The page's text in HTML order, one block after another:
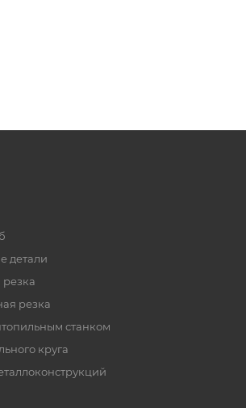
детали
резка
станком
круга